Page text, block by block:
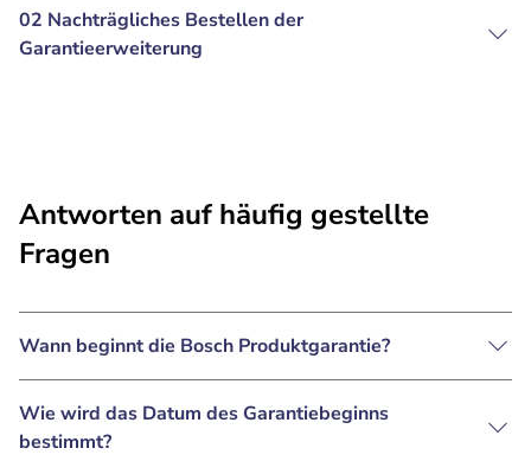
02 Nachträgliches Bestellen der
Garantieerweiterung
Antworten auf häufig gestellte
Fragen
Wann beginnt die Bosch Produktgarantie?
Wie wird das Datum des Garantiebeginns
bestimmt?